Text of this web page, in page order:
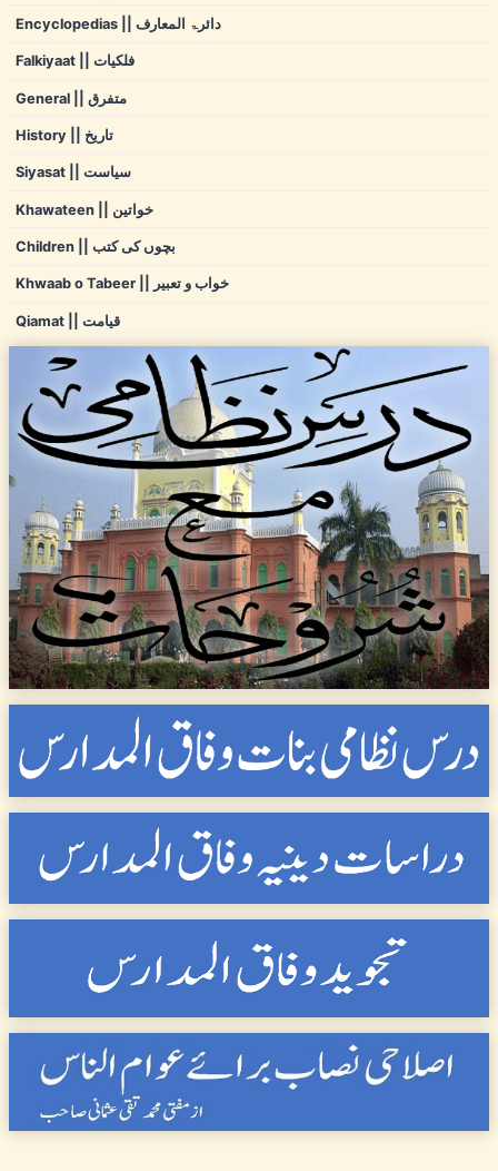
Encyclopedias || دائرۃ المعارف
Falkiyaat || فلکیات
General || متفرق
History || تاریخ
Siyasat || سیاست
Khawateen || خواتین
Children || بچوں کی کتب
Khwaab o Tabeer || خواب و تعبیر
Qiamat || قیامت